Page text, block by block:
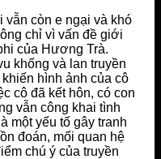
vẫn còn e ngại và khó
chỉ vì vấn đề giới
của Hương Trà.
khống và lan truyền
hình ảnh của cô
cô đã kết hôn, có con
vẫn công khai tình
một yếu tố gây tranh
đoán, mối quan hệ
chú ý của truyền